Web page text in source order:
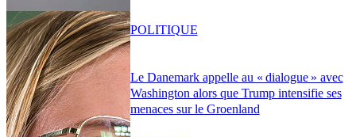
Le Danemark appelle au « dialogue » avec
Washington alors que Trump intensifie ses
menaces sur le Groenland
POLITIQUE